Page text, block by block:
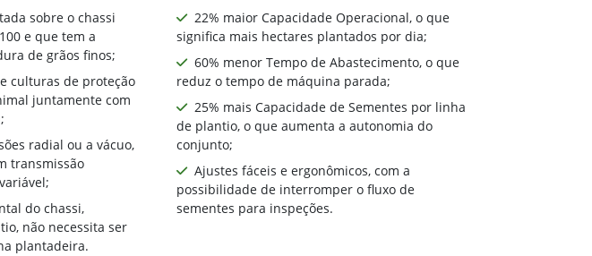
sobre o chassi
e que tem a
de grãos finos;
culturas de proteção
juntamente com
radial ou a vácuo,
transmissão
do chassi,
não necessita ser
plantadeira.
22% maior Capacidade Operacional, o que
significa mais hectares plantados por dia;
60% menor Tempo de Abastecimento, o que
reduz o tempo de máquina parada;
25% mais Capacidade de Sementes por linha
de plantio, o que aumenta a autonomia do
conjunto;
Ajustes fáceis e ergonômicos, com a
possibilidade de interromper o fluxo de
sementes para inspeções.